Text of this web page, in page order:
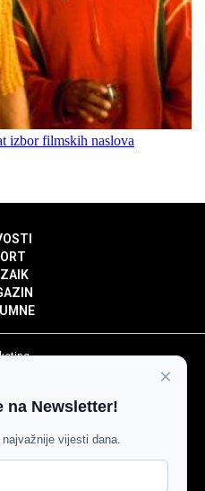
izbor filmskih naslova
×
na Newsletter!
najvažnije vijesti dana.